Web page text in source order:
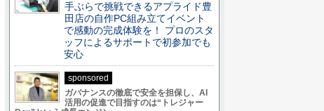
手ぶらで挑戦できるアプライド豊
田店の自作PC組み立てイベント
で感動の完成体験を！ プロのスタ
ッフによるサポートで初参加でも
安心
sponsored
ガバナンスの徹底で安全を担保し、AI
活用の促進で目指すのは“トレジャー